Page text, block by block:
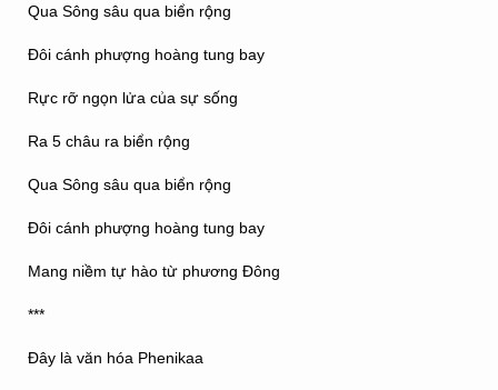
Qua Sông sâu qua biển rộng
Đôi cánh phượng hoàng tung bay
Rực rỡ ngọn lửa của sự sống
Ra 5 châu ra biển rộng
Qua Sông sâu qua biển rộng
Đôi cánh phượng hoàng tung bay
Mang niềm tự hào từ phương Đông
***
Đây là văn hóa Phenikaa